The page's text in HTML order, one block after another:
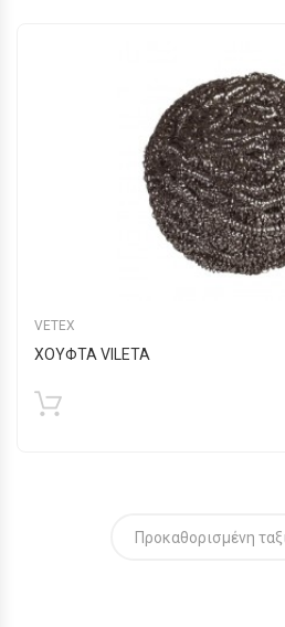
VETEX
ΧΟΥΦΤΑ VILETA